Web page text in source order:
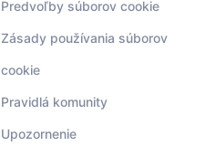
Predvoľby súborov cookie
Zásady používania súborov
cookie
Pravidlá komunity
Upozornenie